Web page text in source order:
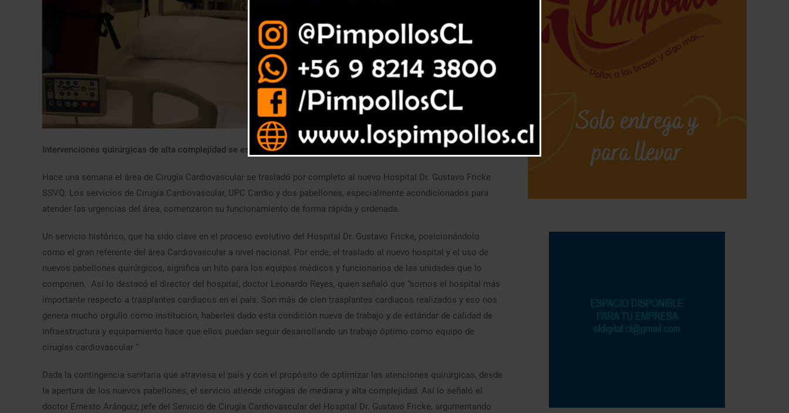
Intervenciones quirúrgicas de alta complejidad se están realizando en las nuevas áreas implementadas.
Hace una semana el área de Cirugía Cardiovascular se trasladó por completo al nuevo Hospital Dr. Gustavo Fricke
SSVQ. Los servicios de Cirugía Cardiovascular, UPC Cardio y dos pabellones, especialmente acondicionados para
atender las urgencias del área, comenzaron su funcionamiento de forma rápida y ordenada.
Un servicio histórico, que ha sido clave en el proceso evolutivo del Hospital Dr. Gustavo Fricke, posicionándolo
como el gran referente del área Cardiovascular a nivel nacional. Por ende, el traslado al nuevo hospital y el uso de
nuevos pabellones quirúrgicos, significa un hito para los equipos médicos y funcionarios de las unidades que lo
componen. Así lo destacó el director del hospital, doctor Leonardo Reyes, quien señaló que “somos el hospital más
importante respecto a trasplantes cardiacos en el país. Son más de cien trasplantes cardiacos realizados y eso nos
genera mucho orgullo como institución, haberles dado esta condición nueva de trabajo y de estándar de calidad de
infraestructura y equipamiento hace que ellos puedan seguir desarrollando un trabajo óptimo como equipo de
cirugías cardiovascular “
Dada la contingencia sanitaria que atraviesa el país y con el propósito de optimizar las atenciones quirúrgicas, desde
la apertura de los nuevos pabellones, el servicio atiende cirugías de mediana y alta complejidad. Así lo señaló el
doctor Ernesto Aránguiz, jefe del Servicio de Cirugía Cardiovascular del Hospital Dr. Gustavo Fricke, argumentando